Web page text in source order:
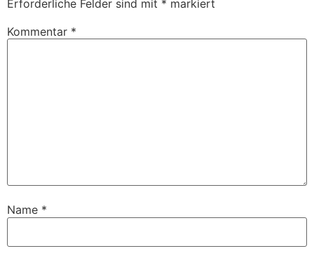
Erforderliche Felder sind mit * markiert
Kommentar *
Name *